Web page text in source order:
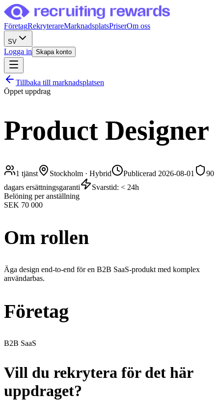
FöretagRekryterareMarknadsplatsPriserOm oss
SV
Logga in Skapa konto
Tillbaka till marknadsplatsen
Öppet uppdrag
Product Designer
1 tjänst Stockholm · Hybrid Publicerad 2026-08-01
90
dagars ersättningsgaranti
Svarstid: < 24h
Belöning per anställning
SEK 70 000
Om rollen
Äga design end-to-end för en B2B SaaS-produkt med komplex
användarbas.
Företag
B2B SaaS
Vill du rekrytera för det här
uppdraget?